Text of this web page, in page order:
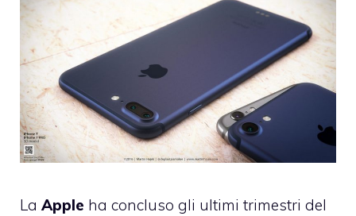
La Apple ha concluso gli ultimi trimestri del